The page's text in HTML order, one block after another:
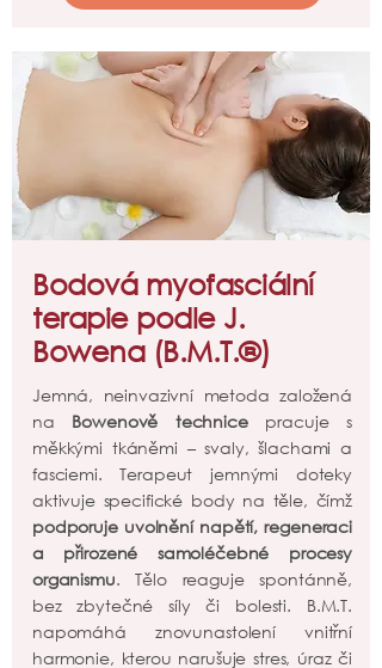
Bodová myofasciální
terapie podle J.
Bowena (B.M.T.®)
Jemná, neinvazivní metoda založená
na Bowenově technicepracuje s
měkkými tkáněmi – svaly, šlachami a
fasciemi. Terapeut jemnými doteky
aktivuje specifické body na těle, čímž
podporuje uvolnění napětí, regeneraci
a přirozené samoléčebné procesy
organismu. Tělo reaguje spontánně,
bez zbytečné síly či bolesti. B.M.T.
napomáhá znovunastolení vnitřní
harmonie, kterou narušuje stres, úraz či